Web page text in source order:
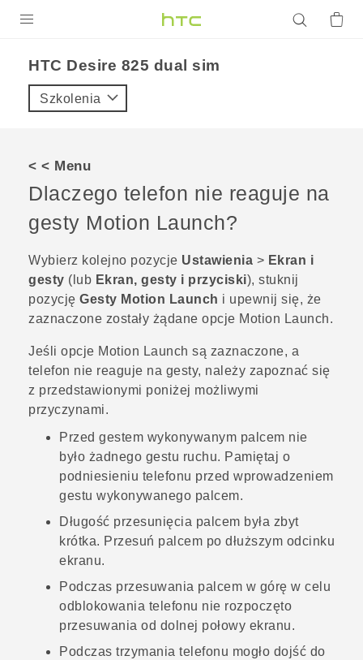
VIVE
VIVERSE
POMOC TECHNICZNA
Urządzenia i akcesoria HTC
Zaloguj się
HTC Desire 825 dual sim‎
Szkolenia
< < Menu
Dlaczego telefon nie reaguje na
gesty Motion Launch?
Wybierz kolejno pozycje Ustawienia > Ekran i
gesty (lub Ekran, gesty i przyciski), stuknij
pozycję Gesty Motion Launch i upewnij się, że
zaznaczone zostały żądane opcje Motion Launch.
Jeśli opcje Motion Launch są zaznaczone, a
telefon nie reaguje na gesty, należy zapoznać się
z przedstawionymi poniżej możliwymi
przyczynami.
Przed gestem wykonywanym palcem nie
było żadnego gestu ruchu. Pamiętaj o
podniesieniu telefonu przed wprowadzeniem
gestu wykonywanego palcem.
Długość przesunięcia palcem była zbyt
krótka. Przesuń palcem po dłuższym odcinku
ekranu.
Podczas przesuwania palcem w górę w celu
odblokowania telefonu nie rozpoczęto
przesuwania od dolnej połowy ekranu.
Podczas trzymania telefonu mogło dojść do